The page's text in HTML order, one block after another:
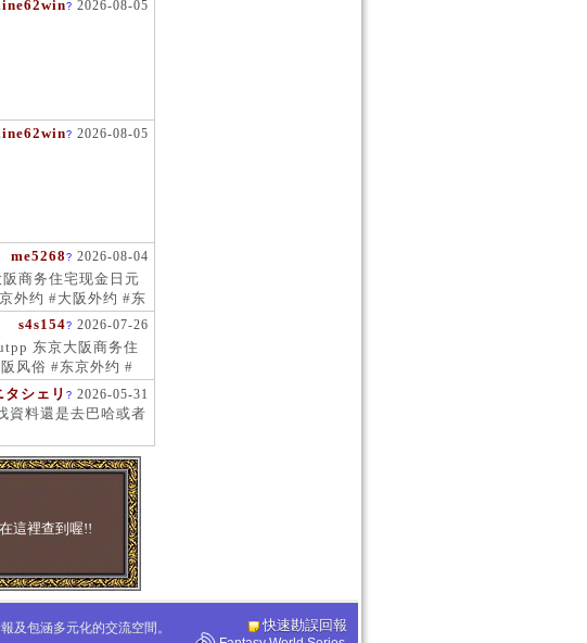
? 2026-08-05
? 2026-08-05
me5268 ? 2026-08-04
商务住宅现金日元
外约 #大阪外约 #东
孩 #大阪女孩 #日
s4s154? 2026-07-26
东京大阪商务住
风俗 #东京外约 #
伎町 #心斋桥风俗
タシェリ ? 2026-05-31
資料還是去巴哈或者
這裡查到喔!!
及包涵多元化的交流空間。
快速勘誤回報